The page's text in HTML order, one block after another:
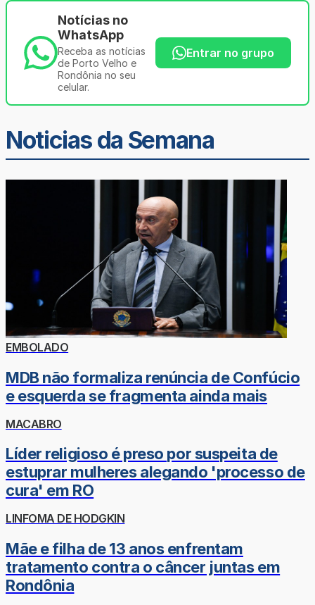
Notícias no
WhatsApp
Receba as notícias
de Porto Velho e
Rondônia no seu
celular.
Entrar no grupo
Noticias da Semana
EMBOLADO
MDB não formaliza renúncia de Confúcio
e esquerda se fragmenta ainda mais
MACABRO
Líder religioso é preso por suspeita de
estuprar mulheres alegando 'processo de
cura' em RO
LINFOMA DE HODGKIN
Mãe e filha de 13 anos enfrentam
tratamento contra o câncer juntas em
Rondônia